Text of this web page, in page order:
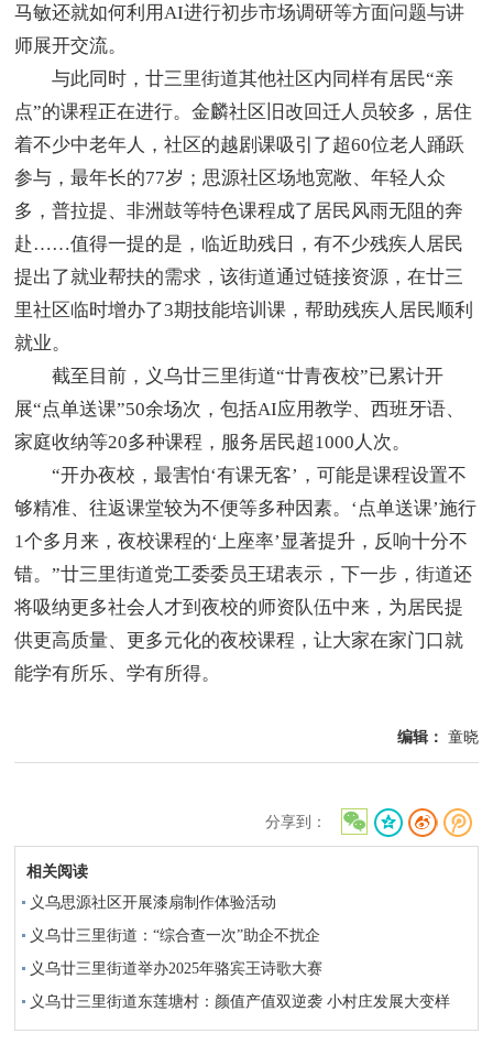
马敏还就如何利用AI进行初步市场调研等方面问题与讲
师展开交流。
与此同时，廿三里街道其他社区内同样有居民“亲
点”的课程正在进行。金麟社区旧改回迁人员较多，居住
着不少中老年人，社区的越剧课吸引了超60位老人踊跃
参与，最年长的77岁；思源社区场地宽敞、年轻人众
多，普拉提、非洲鼓等特色课程成了居民风雨无阻的奔
赴……值得一提的是，临近助残日，有不少残疾人居民
提出了就业帮扶的需求，该街道通过链接资源，在廿三
里社区临时增办了3期技能培训课，帮助残疾人居民顺利
就业。
截至目前，义乌廿三里街道“廿青夜校”已累计开
展“点单送课”50余场次，包括AI应用教学、西班牙语、
家庭收纳等20多种课程，服务居民超1000人次。
“开办夜校，最害怕‘有课无客’，可能是课程设置不
够精准、往返课堂较为不便等多种因素。‘点单送课’施行
1个多月来，夜校课程的‘上座率’显著提升，反响十分不
错。”廿三里街道党工委委员王珺表示，下一步，街道还
将吸纳更多社会人才到夜校的师资队伍中来，为居民提
供更高质量、更多元化的夜校课程，让大家在家门口就
能学有所乐、学有所得。
编辑： 童晓
分享到：
相关阅读
义乌思源社区开展漆扇制作体验活动
义乌廿三里街道：“综合查一次”助企不扰企
义乌廿三里街道举办2025年骆宾王诗歌大赛
义乌廿三里街道东莲塘村：颜值产值双逆袭 小村庄发展大变样